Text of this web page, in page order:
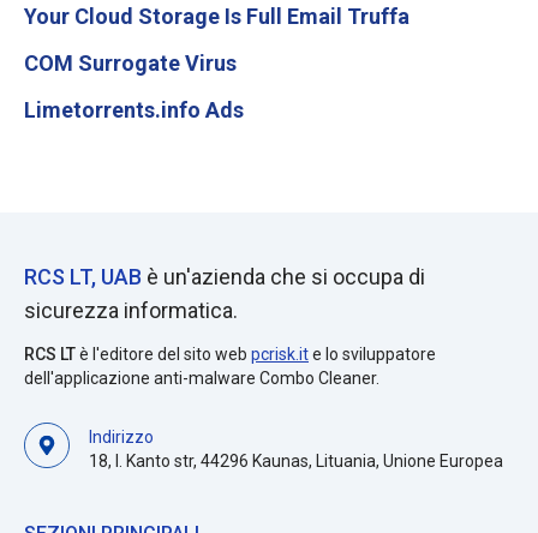
Your Cloud Storage Is Full Email Truffa
COM Surrogate Virus
Limetorrents.info Ads
RCS LT, UAB è un'azienda che si occupa di
sicurezza informatica.
RCS LTè l'editore del sito web pcrisk.ite lo sviluppatore
dell'applicazione anti-malware Combo Cleaner.
Indirizzo
18, I. Kanto str, 44296 Kaunas, Lituania, Unione Europea